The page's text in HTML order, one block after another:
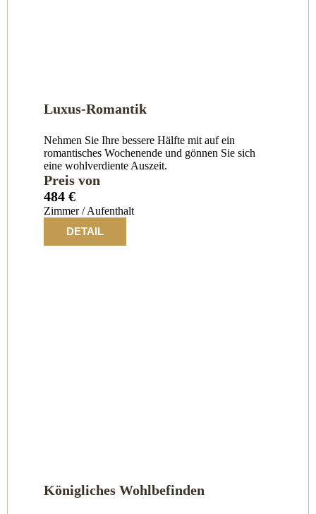
Luxus-Romantik
Nehmen Sie Ihre bessere Hälfte mit auf ein
romantisches Wochenende und gönnen Sie sich
eine wohlverdiente Auszeit.
Preis von
484 €
Zimmer / Aufenthalt
DETAIL
Königliches Wohlbefinden